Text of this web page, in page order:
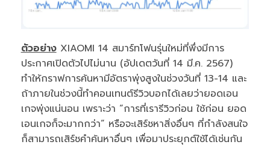
ตัวอย่างXIAOMI 14 สมาร์ทโฟนรุ่นใหม่ที่พึ่งมีการ
ประกาศเปิดตัวไปไม่นาน (อัปเดตวันที่ 14 มี.ค. 2567)
ทำให้กราฟการค้นหามีอัตราพุ่งสูงในช่วงวันที่ 13-14 และ
ถ้าภายในช่วงนี้ทำคอนเทนต์รีวิวบอกได้เลยว่ายอดเอน
เกจพุ่งแน่นอน เพราะว่า “การที่เรารีวิวก่อน ใช้ก่อน ยอด
เอนเกจก็จะมากกว่า” หรือจะเสิร์ชหาสิ่งอื่นๆ ที่กำลังสนใจ
ก็สามารถเสิร์ชคำค้นหาอื่นๆ เพื่อมาประยุกต์ใช้ได้เช่นกัน